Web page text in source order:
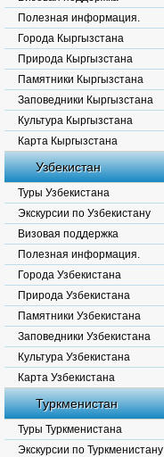
Полезная информация.
Города Кыргызстана
Природа Кыргызстана
Памятники Кыргызстана
Заповедники Кыргызстана
Культура Кыргызстана
Карта Кыргызстана
Узбекистан
Туры Узбекистана
Экскурсии по Узбекистану
Визовая поддержка
Полезная информация.
Города Узбекистана
Природа Узбекистана
Памятники Узбекистана
Заповедники Узбекистана
Культура Узбекистана
Карта Узбекистана
Туркменистан
Туры Туркменистана
Экскурсии по Туркменистану